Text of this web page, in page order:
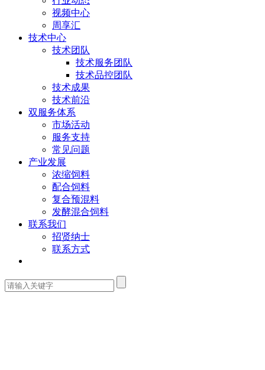
视频中心
周享汇
技术中心
技术团队
技术服务团队
技术品控团队
技术成果
技术前沿
双服务体系
市场活动
服务支持
常见问题
产业发展
浓缩饲料
配合饲料
复合预混料
发酵混合饲料
联系我们
招贤纳士
联系方式